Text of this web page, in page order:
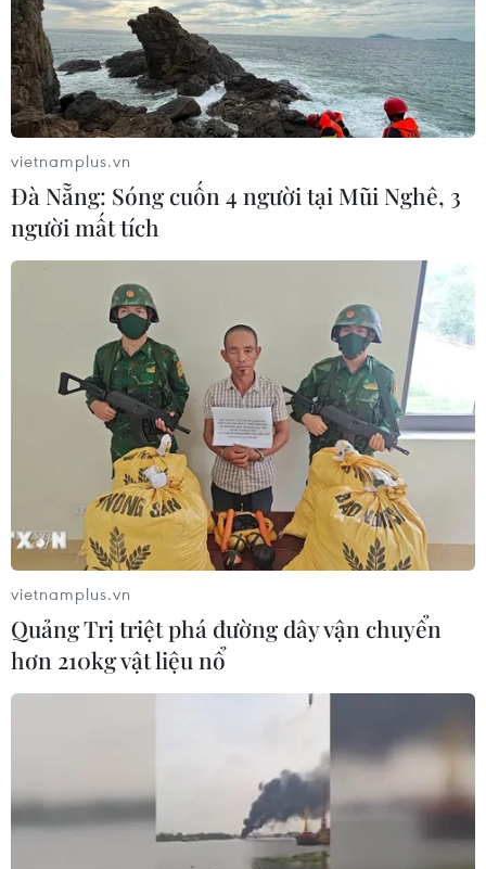
vietnamplus.vn
Đà Nẵng: Sóng cuốn 4 người tại Mũi Nghê, 3
người mất tích
vietnamplus.vn
Quảng Trị triệt phá đường dây vận chuyển
hơn 210kg vật liệu nổ